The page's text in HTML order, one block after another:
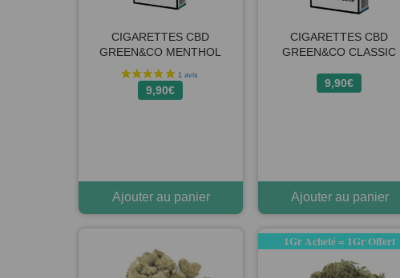
CIGARETTES CBD
GREEN&CO MENTHOL
9,90€
Ajouter au panier
CIGARETTES CBD
GREEN&CO CLASSIC
9,90€
Ajouter au panier
1Gr Acheté = 1Gr Offert